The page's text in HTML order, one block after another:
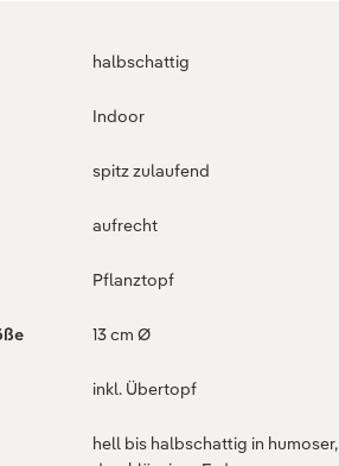
halbschattig
Indoor
spitz zulaufend
aufrecht
Pflanztopf
13 cm Ø
inkl. Übertopf
hell bis halbschattig in humoser,